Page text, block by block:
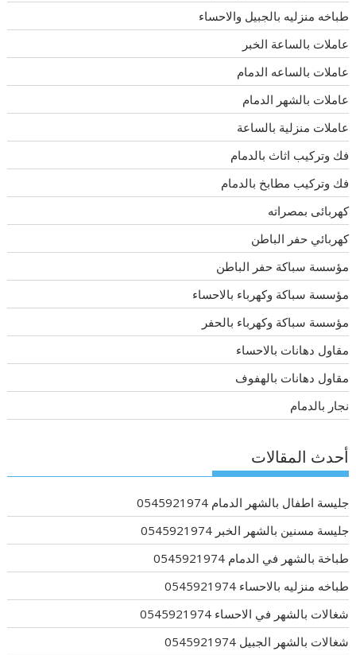
طباخه منزليه بالجبيل والاحساء
عاملات بالساعة الخبر
عاملات بالساعه الدمام
عاملات بالشهر الدمام
عاملات منزلية بالساعة
فك وتركيب اثاث بالدمام
فك وتركيب مطابخ بالدمام
كهربائى بمصراته
كهربائي حفر الباطن
مؤسسة سباكة حفر الباطن
مؤسسة سباكة وكهرباء بالاحساء
مؤسسة سباكة وكهرباء بالحفر
مقاول دهانات بالاحساء
مقاول دهانات بالهفوف
نجار بالدمام
أحدث المقالات
جليسة اطفال بالشهر الدمام 0545921974
جليسة مسنين بالشهر الخبر 0545921974
طباخة بالشهر في الدمام 0545921974
طباخه منزليه بالاحساء 0545921974
شغالات بالشهر في الاحساء 0545921974
شغالات بالشهر الجبيل 0545921974